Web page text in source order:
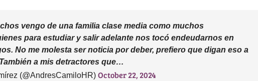
vengo de una familia clase media como muchos
para estudiar y salir adelante nos tocó endeudarnos en
No me molesta ser noticia por deber, prefiero que digan eso a
a mis detractores que…
(@AndresCamiloHR) October 22, 2024